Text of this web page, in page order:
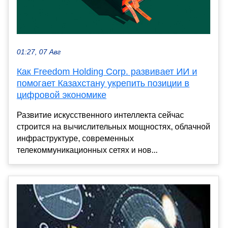
01:27, 07 Авг
Как Freedom Holding Corp. развивает ИИ и
помогает Казахстану укрепить позиции в
цифровой экономике
Развитие искусственного интеллекта сейчас
строится на вычислительных мощностях, облачной
инфраструктуре, современных
телекоммуникационных сетях и нов...